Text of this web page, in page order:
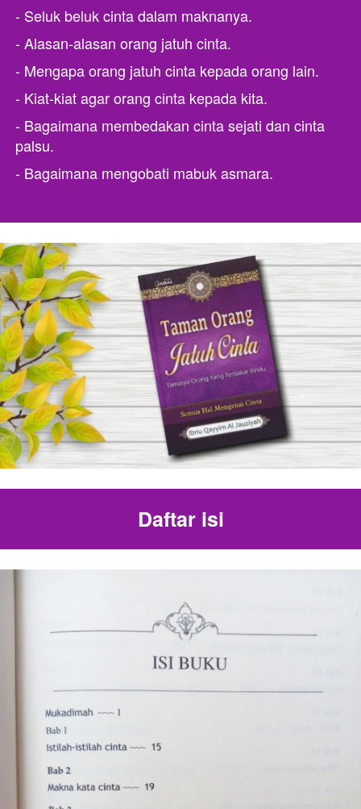
- Seluk beluk cinta dalam maknanya.
- Alasan-alasan orang jatuh cinta.
- Mengapa orang jatuh cinta kepada orang lain.
- Kiat-kiat agar orang cinta kepada kita.
- Bagaimana membedakan cinta sejati dan cinta
palsu.
- Bagaimana mengobati mabuk asmara.
Daftar isi